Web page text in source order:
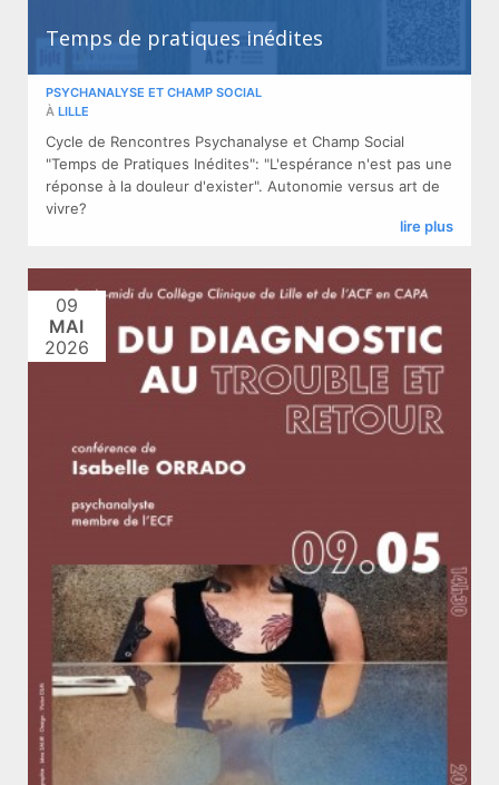
Temps de pratiques inédites
PSYCHANALYSE ET CHAMP SOCIAL
À LILLE
Cycle de Rencontres Psychanalyse et Champ Social
"Temps de Pratiques Inédites": "L'espérance n'est pas une
réponse à la douleur d'exister". Autonomie versus art de
vivre?
lire plus
09
MAI
2026